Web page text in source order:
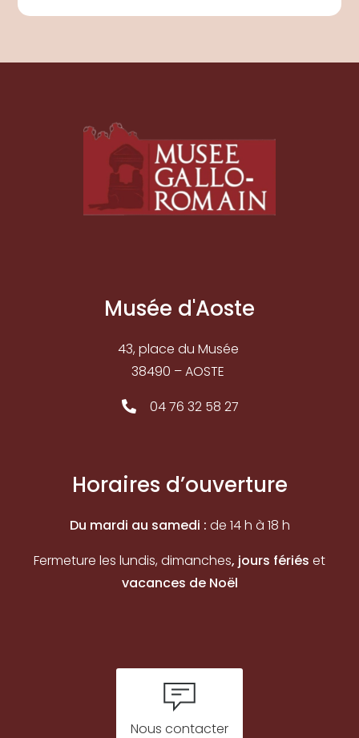
Musée d'Aoste
43, place du Musée
38490 – AOSTE
04 76 32 58 27
Horaires d’ouverture
Du mardi au samedi : de 14 h à 18 h
Fermeture les lundis, dimanches, jours fériés et
vacances de Noël
Nous contacter